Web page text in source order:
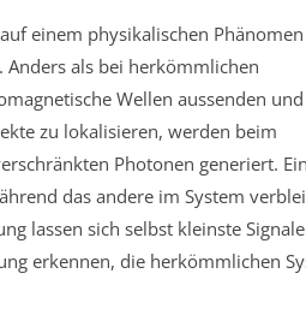
einem physikalischen
. Anders als bei herkömmlichen
Wellen aussenden
zu lokalisieren, werden beim
Photonen generiert.
das andere im System
lassen sich selbst kleinste
erkennen, die herkömmlichen